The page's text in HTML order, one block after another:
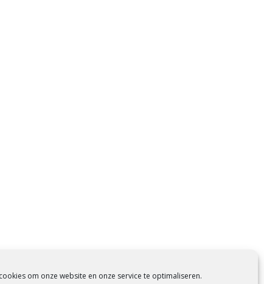
om onze website en onze service te optimaliseren.